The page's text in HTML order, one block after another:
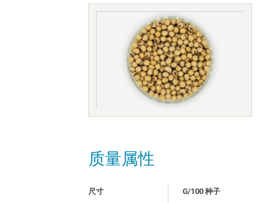
质量属性
尺寸 G/100 种子